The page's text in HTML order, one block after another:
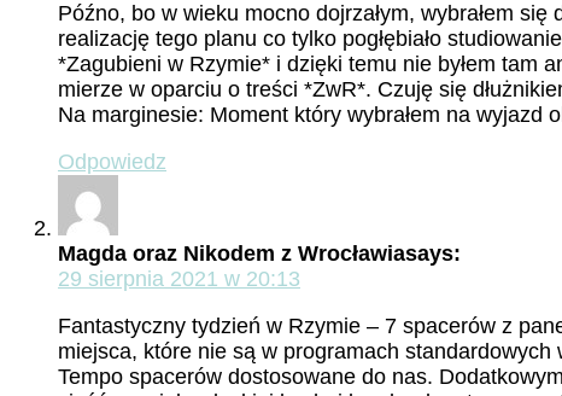
Późno, bo w wieku mocno dojrzałym, wybrałem
realizację tego planu co tylko pogłębiało
*Zagubieni w Rzymie* i dzięki temu nie byłem tam
mierze w oparciu o treści *ZwR*. Czuję się
Na marginesie: Moment który wybrałem na wyjazd
Odpowiedz
Magda oraz Nikodem z Wrocławiasays:
29 sierpnia 2021 w 20:13
Fantastyczny tydzień w Rzymie – 7 spacerów z
miejsca, które nie są w programach standardowych
Tempo spacerów dostosowane do nas.